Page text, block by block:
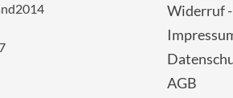
Widerruf
AGB